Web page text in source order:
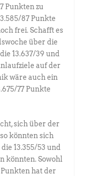
Punkten zu
87 Punkte
frei. Schafft es
über die
13.637/39 und
auf der
wäre auch ein
77 Punkte
sich über der
könnten sich
13.355/53 und
könnten. Sowohl
Punkten hat der